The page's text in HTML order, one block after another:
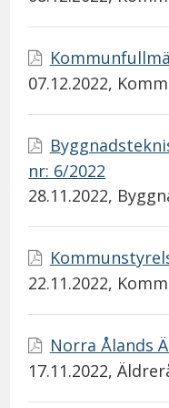
07.12.2022,
nr: 6/2022
28.11.2022,
22.11.2022,
Norra Ålands
17.11.2022,